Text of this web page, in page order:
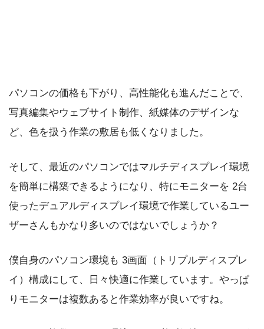
パソコンの価格も下がり、高性能化も進んだことで、
写真編集やウェブサイト制作、紙媒体のデザインな
ど、色を扱う作業の敷居も低くなりました。
そして、最近のパソコンではマルチディスプレイ環境
を簡単に構築できるようになり、特にモニターを 2台
使ったデュアルディスプレイ環境で作業しているユー
ザーさんもかなり多いのではないでしょうか？
僕自身のパソコン環境も 3画面（トリプルディスプレ
イ）構成にして、日々快適に作業しています。やっぱ
りモニターは複数あると作業効率が良いですね。